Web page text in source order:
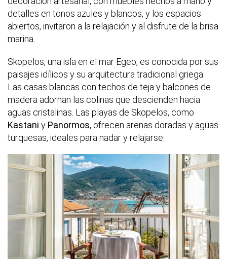
detalles en tonos azules y blancos, y los espacios
abiertos, invitaron a la relajación y al disfrute de la brisa
marina.
Skopelos, una isla en el mar Egeo, es conocida por sus
paisajes idílicos y su arquitectura tradicional griega.
Las casas blancas con techos de teja y balcones de
madera adornan las colinas que descienden hacia
aguas cristalinas. Las playas de Skopelos, como
Kastani y Panormos, ofrecen arenas doradas y aguas
turquesas, ideales para nadar y relajarse.